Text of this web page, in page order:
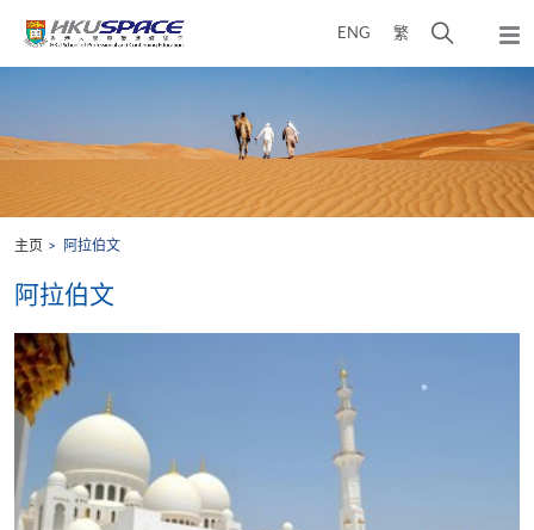
ENG 繁
开
介
面
弹
出
单
主页 阿拉伯文
阿拉伯文